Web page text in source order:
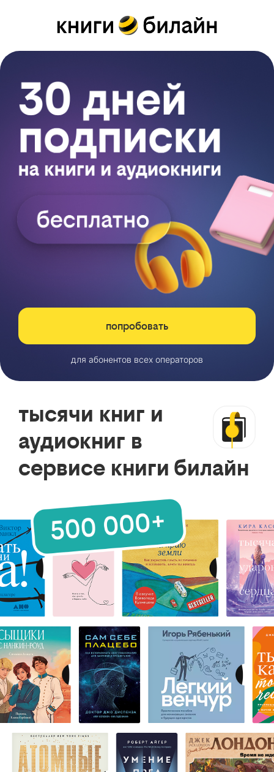
попробовать
для абонентов всех операторов
тысячи книг и
аудиокниг в
сервисе книги билайн